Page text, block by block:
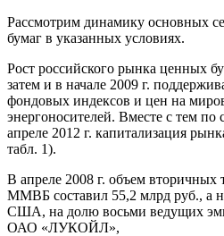
Рассмотрим динамику основных
бумаг в указанных условиях.
Рост российского рынка ценных
затем и в начале 2009 г.
фондовых индексов и цен на
энергоносителей. Вместе с тем по
апреле 2012 г. капитализация
табл. 1).
В апреле 2008 г. объем вторичных
ММВБ составил 55,2 млрд руб., а
США, на долю восьми ведущих
ОАО «ЛУКОЙЛ»,